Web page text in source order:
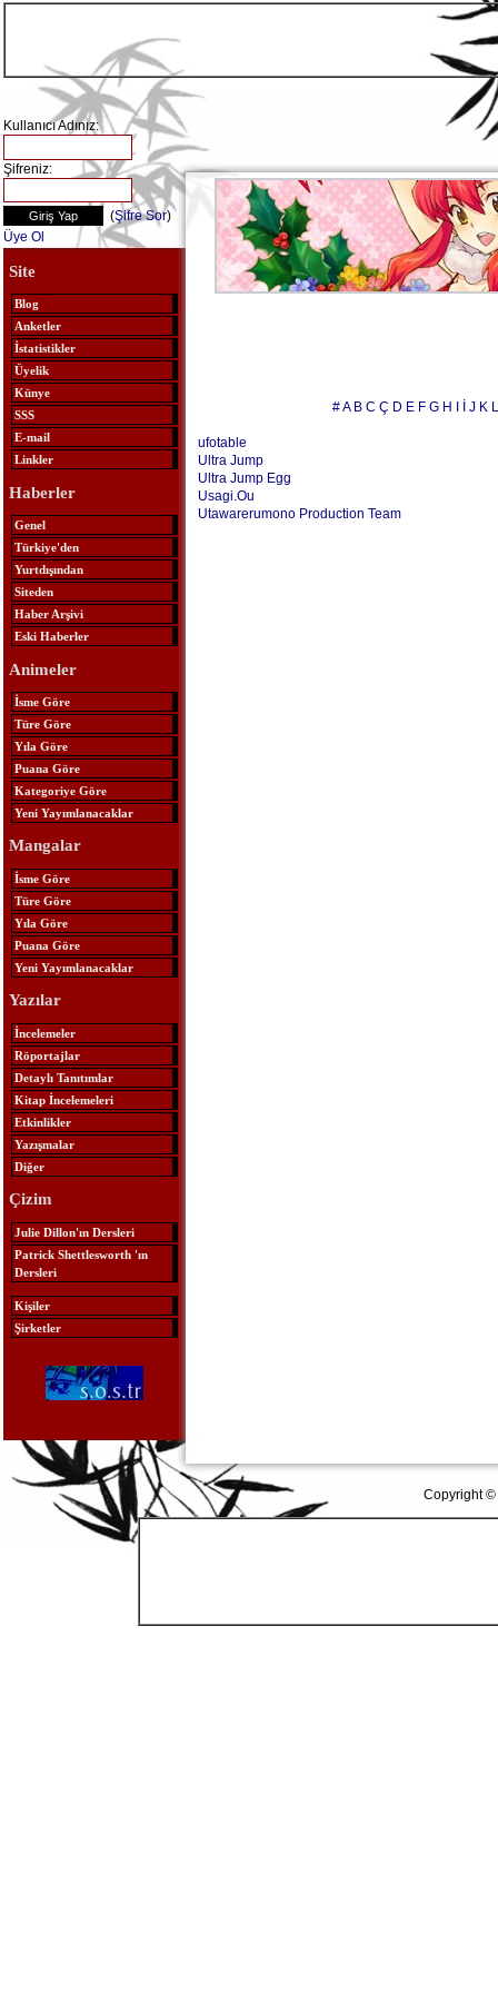
Kullanıcı Adınız:
Şifreniz:
(Şifre Sor)
Üye Ol
Site
Blog
Anketler
İstatistikler
Üyelik
Künye
SSS
E-mail
Linkler
Haberler
Genel
Türkiye'den
Yurtdışından
Siteden
Haber Arşivi
Eski Haberler
Animeler
İsme Göre
Türe Göre
Yıla Göre
Puana Göre
Kategoriye Göre
Yeni Yayımlanacaklar
Mangalar
İsme Göre
Türe Göre
Yıla Göre
Puana Göre
Yeni Yayımlanacaklar
Yazılar
İncelemeler
Röportajlar
Detaylı Tanıtımlar
Kitap İncelemeleri
Etkinlikler
Yazışmalar
Diğer
Çizim
Julie Dillon'ın Dersleri
Patrick Shettlesworth 'ın
Dersleri
Kişiler
Şirketler
#A B C Ç D E F G H J K L
ufotable
Ultra Jump
Ultra Jump Egg
Usagi.Ou
Utawarerumono Production Team
Copyright ©